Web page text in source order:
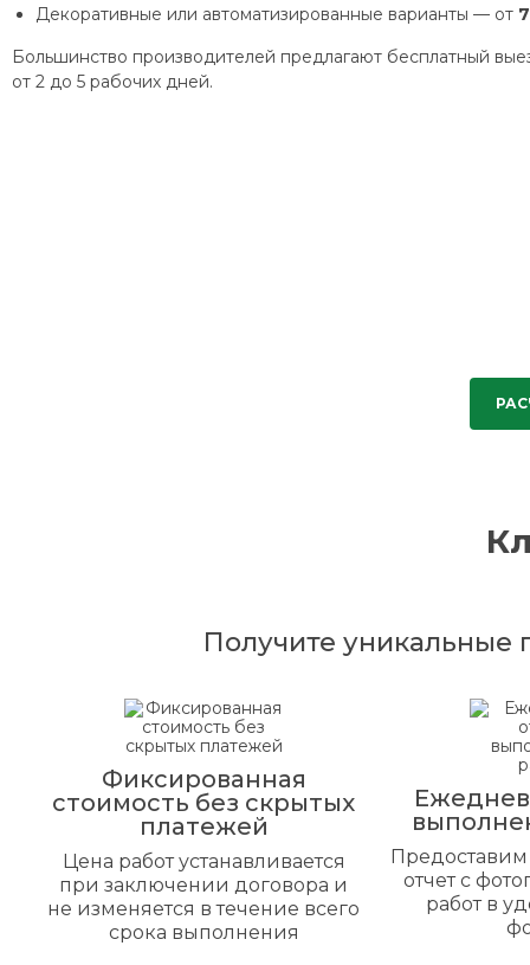
Декоративные или автоматизированные варианты — от
Большинство производителей предлагают бесплатный
от 2 до 5 рабочих дней.
Получите уникальные
Фиксированная
стоимость без скрытых
платежей
Цена работ устанавливается
при заключении договора и
не изменяется в течение всего
срока выполнения
отчет с
работ в